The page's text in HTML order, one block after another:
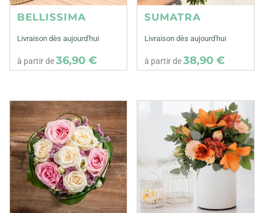
BELLISSIMA
Livraison dès aujourd'hui
à partir de36,90 €
SUMATRA
Livraison dès aujourd'hui
à partir de38,90 €